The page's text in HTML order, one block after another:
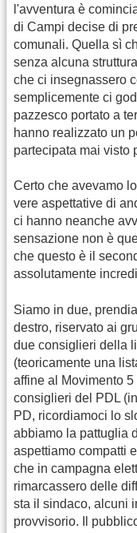
l'avventura è
di Campi decise di
comunali. Quella sì
senza alcuna
che ci insegnassero
semplicemente ci
pazzesco portato a
hanno realizzato un
partecipata mai visto
Certo che avevamo
vere aspettative di
ci hanno neanche
sensazione non è
che questo è il
assolutamente
Siamo in due,
destro, riservato ai
due consiglieri della
(teoricamente una
affine al Movimento
consiglieri del PDL
PD, ricordiamoci lo
abbiamo la pattuglia
aspettiamo compatti
che in campagna
rimarcassero delle
sta il sindaco, alcuni
provvisorio. Il